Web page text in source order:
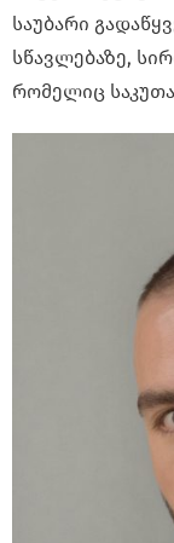
საუბარი
სწავლებაზე,
რომელიც